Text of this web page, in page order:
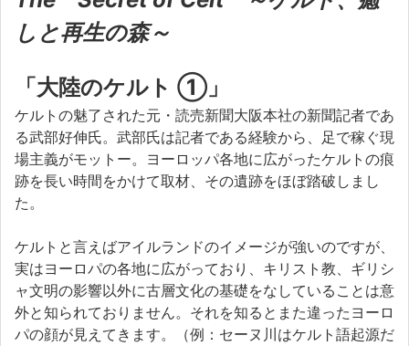
しと再生の森～
「大陸のケルト ①」
ケルトの魅了された元・読売新聞大阪本社の新聞記者であ
る武部好伸氏。武部氏は記者である経験から、足で稼ぐ現
場主義がモットー。ヨーロッパ各地に広がったケルトの痕
跡を長い時間をかけて取材、その遺跡をほぼ踏破しまし
た。
ケルトと言えばアイルランドのイメージが強いのですが、
実はヨーロパの各地に広がっており、キリスト教、ギリシ
ャ文明の影響以外に古層文化の基礎をなしていることは意
外と知られておりません。それを知るとまた違ったヨーロ
パの顔が見えてきます。（例：セーヌ川はケルト語起源だ